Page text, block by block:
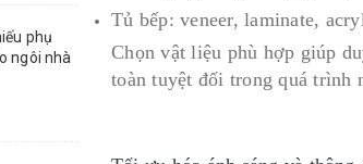
Tủ bếp: veneer, laminate,
Chọn vật liệu phù hợp giúp
toàn tuyệt đối trong quá trình
phụ
ngôi nhà